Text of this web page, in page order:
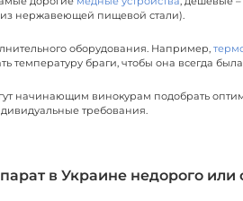
нержавеющей пищевой стали).
оборудования. Например,
температуру браги, чтобы она всегда
начинающим винокурам подобрать
требования.
в Украине недорого или